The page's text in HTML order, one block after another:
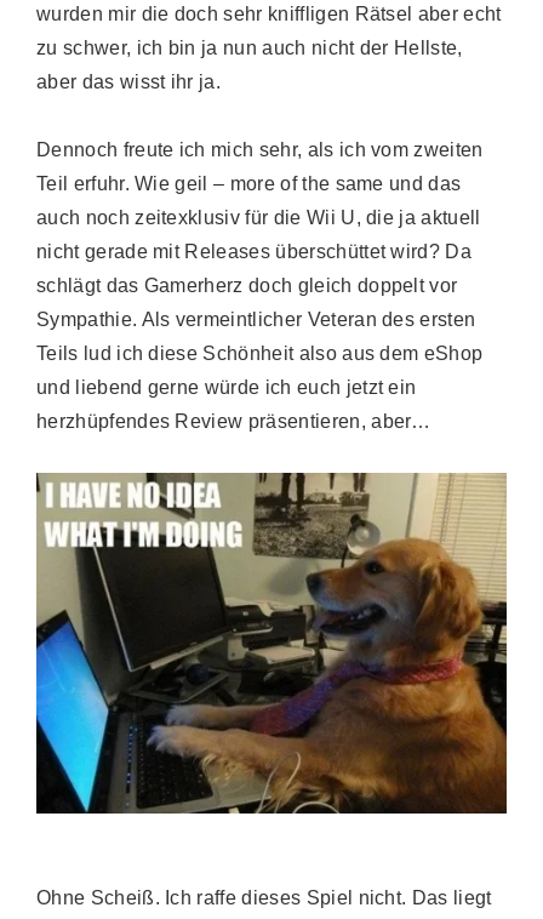
wurden mir die doch sehr kniffligen Rätsel aber echt
zu schwer, ich bin ja nun auch nicht der Hellste,
aber das wisst ihr ja.
Dennoch freute ich mich sehr, als ich vom zweiten
Teil erfuhr. Wie geil – more of the same und das
auch noch zeitexklusiv für die Wii U, die ja aktuell
nicht gerade mit Releases überschüttet wird? Da
schlägt das Gamerherz doch gleich doppelt vor
Sympathie. Als vermeintlicher Veteran des ersten
Teils lud ich diese Schönheit also aus dem eShop
und liebend gerne würde ich euch jetzt ein
herzhüpfendes Review präsentieren, aber…
Ohne Scheiß. Ich raffe dieses Spiel nicht. Das liegt